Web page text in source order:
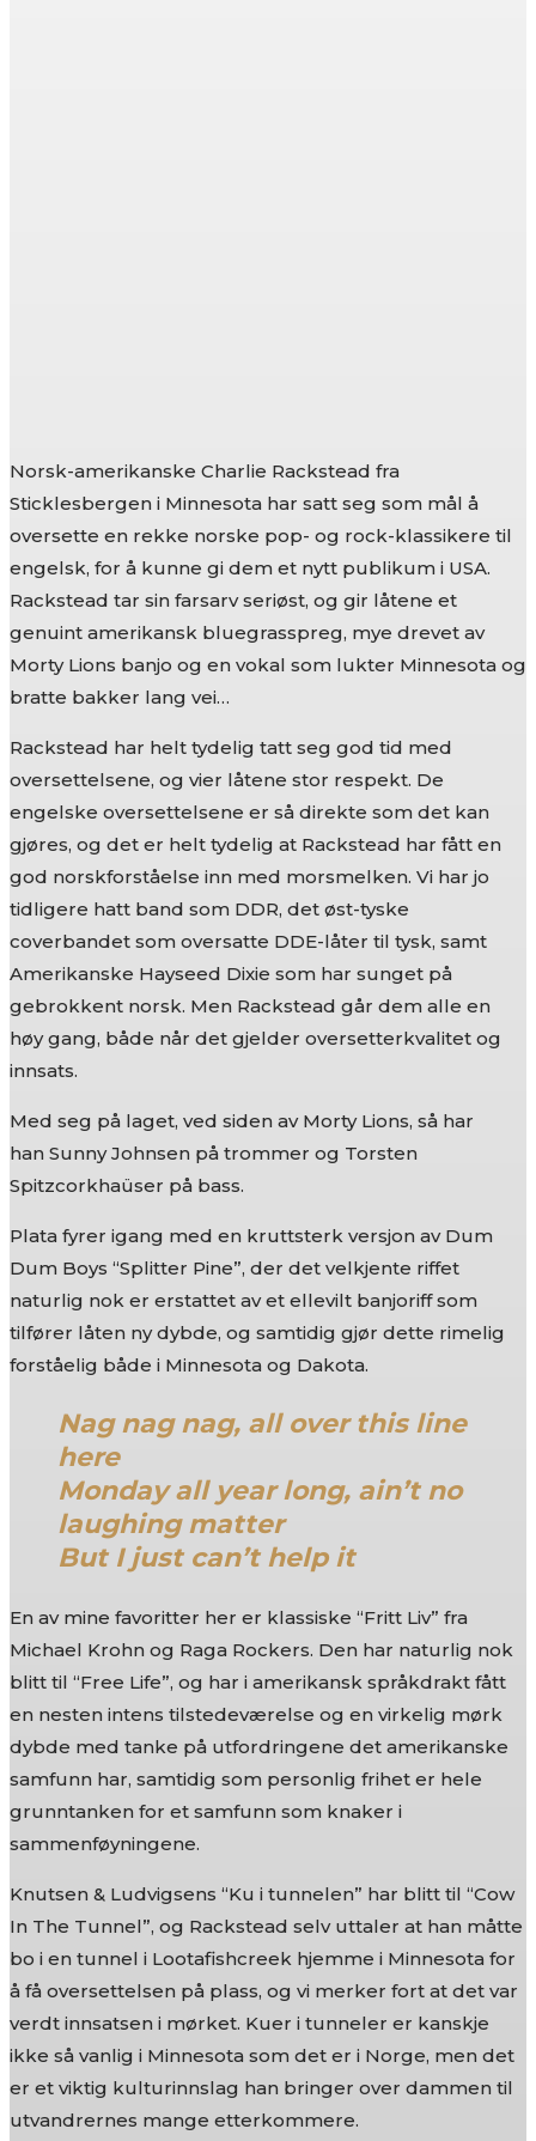
Norsk-amerikanske Charlie Rackstead fra
Sticklesbergen i Minnesota har satt seg som mål å
oversette en rekke norske pop- og rock-klassikere til
engelsk, for å kunne gi dem et nytt publikum i USA.
Rackstead tar sin farsarv seriøst, og gir låtene et
genuint amerikansk bluegrasspreg, mye drevet av
Morty Lions banjo og en vokal som lukter Minnesota og
bratte bakker lang vei…
Rackstead har helt tydelig tatt seg god tid med
oversettelsene, og vier låtene stor respekt. De
engelske oversettelsene er så direkte som det kan
gjøres, og det er helt tydelig at Rackstead har fått en
god norskforståelse inn med morsmelken. Vi har jo
tidligere hatt band som DDR, det øst-tyske
coverbandet som oversatte DDE-låter til tysk, samt
Amerikanske Hayseed Dixie som har sunget på
gebrokkent norsk. Men Rackstead går dem alle en
høy gang, både når det gjelder oversetterkvalitet og
innsats.
Med seg på laget, ved siden av Morty Lions, så har
han Sunny Johnsen på trommer og Torsten
Spitzcorkhaüser på bass.
Plata fyrer igang med en kruttsterk versjon av Dum
Dum Boys “Splitter Pine”, der det velkjente riffet
naturlig nok er erstattet av et ellevilt banjoriff som
tilfører låten ny dybde, og samtidig gjør dette rimelig
forståelig både i Minnesota og Dakota.
Nag nag nag, all over this line
here
Monday all year long, ain’t no
laughing matter
But I just can’t help it
En av mine favoritter her er klassiske “Fritt Liv” fra
Michael Krohn og Raga Rockers. Den har naturlig nok
blitt til “Free Life”, og har i amerikansk språkdrakt fått
en nesten intens tilstedeværelse og en virkelig mørk
dybde med tanke på utfordringene det amerikanske
samfunn har, samtidig som personlig frihet er hele
grunntanken for et samfunn som knaker i
sammenføyningene.
Knutsen & Ludvigsens “Ku i tunnelen” har blitt til “Cow
In The Tunnel”, og Rackstead selv uttaler at han måtte
bo i en tunnel i Lootafishcreek hjemme i Minnesota for
å få oversettelsen på plass, og vi merker fort at det var
verdt innsatsen i mørket. Kuer i tunneler er kanskje
ikke så vanlig i Minnesota som det er i Norge, men det
er et viktig kulturinnslag han bringer over dammen til
utvandrernes mange etterkommere.